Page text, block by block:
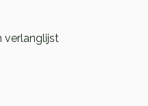
verlanglijst